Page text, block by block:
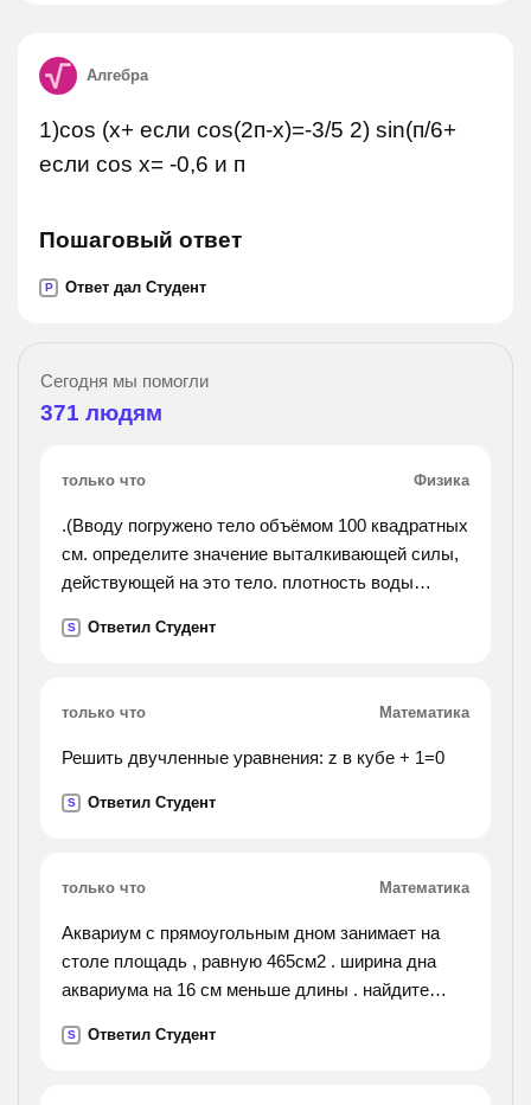
Алгебра
1)cos (x+ если cos(2п-х)=-3/5 2) sin(п/6+
если cos х= -0,6 и п
Пошаговый ответ
P Ответ дал Студент
Сегодня мы помогли
371 людям
только что Физика
.(Вводу погружено тело объёмом 100 квадратных
см. определите значение выталкивающей силы,
действующей на это тело. плотность воды
S Ответил Студент
только что Математика
Решить двучленные уравнения: z в кубе + 1=0
S Ответил Студент
только что Математика
Аквариум с прямоугольным дном занимает на
столе площадь , равную 465см2 . ширина дна
аквариума на 16 см меньше длины . найдите
S Ответил Студент